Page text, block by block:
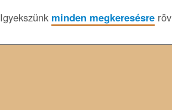
Igyekszünk minden megkeresésre